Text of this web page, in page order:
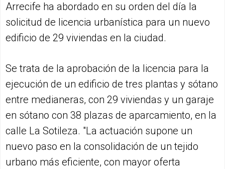
Arrecife ha abordado en su orden del día la
solicitud de licencia urbanística para un nuevo
edificio de 29 viviendas en la ciudad.
Se trata de la aprobación de la licencia para la
ejecución de un edificio de tres plantas y sótano
entre medianeras, con 29 viviendas y un garaje
en sótano con 38 plazas de aparcamiento, en la
calle La Sotileza. "La actuación supone un
nuevo paso en la consolidación de un tejido
urbano más eficiente, con mayor oferta